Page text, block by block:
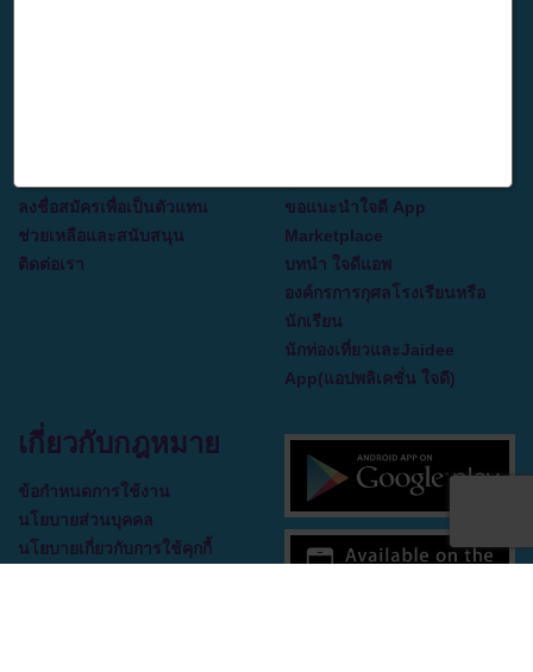
ลงชื่อสมัครเพื่อเป็นตัวแทน
ช่วยเหลือและสนับสนุน
ติดต่อเรา
ขอแนะนำใจดี App
Marketplace
บทนำ ใจดีแอพ
องค์กรการกุศลโรงเรียนหรือ
นักเรียน
นักท่องเที่ยวและJaidee
App(แอปพลิเคชั่น ใจดี)
เกี่ยวกับกฎหมาย
ข้อกำหนดการใช้งาน
นโยบายส่วนบุคคล
นโยบายเกี่ยวกับการใช้คุกกี้